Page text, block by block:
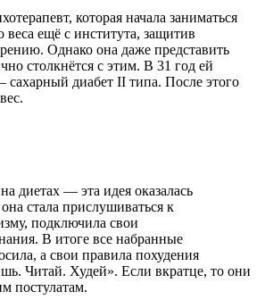
которая начала заниматься
ещё с института, защитив
Однако она даже представить
столкнётся с этим. В 31 год ей
сахарный диабет II типа. После этого
диетах — эта идея оказалась
стала прислушиваться к
подключила свои
В итоге все набранные
а свои правила похудения
Читай. Худей». Если вкратце, то они
постулатам.